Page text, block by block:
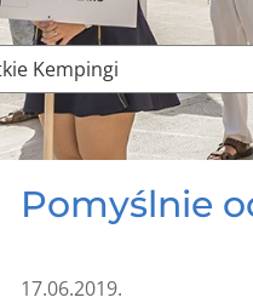
Pomyślnie
17.06.2019.